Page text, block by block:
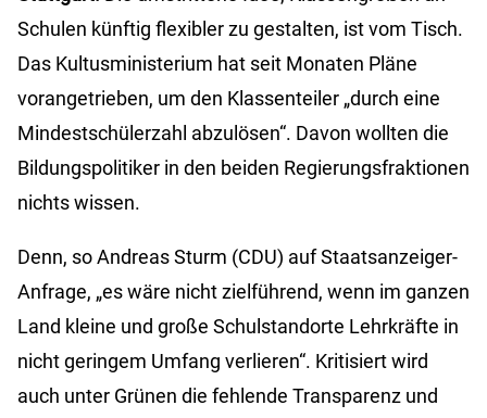
Schulen künftig flexibler zu gestalten, ist vom Tisch.
Das Kultusministerium hat seit Monaten Pläne
vorangetrieben, um den Klassenteiler „durch eine
Mindestschülerzahl abzulösen“. Davon wollten die
Bildungspolitiker in den beiden Regierungsfraktionen
nichts wissen.
Denn, so Andreas Sturm (CDU) auf Staatsanzeiger-
Anfrage, „es wäre nicht zielführend, wenn im ganzen
Land kleine und große Schulstandorte Lehrkräfte in
nicht geringem Umfang verlieren“. Kritisiert wird
auch unter Grünen die fehlende Transparenz und